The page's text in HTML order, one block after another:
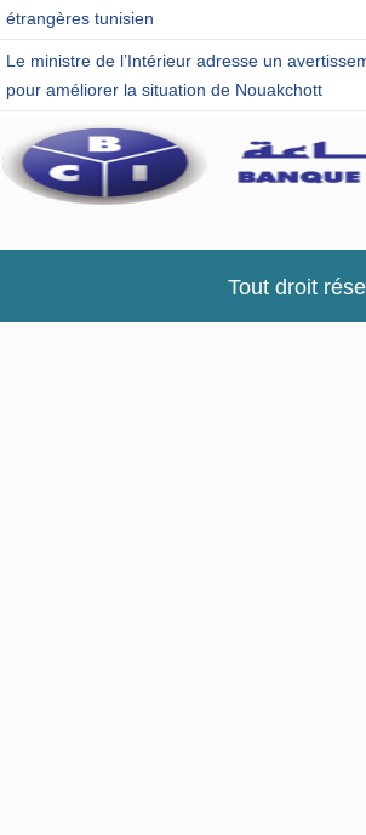
étrangères tunisien
Le ministre de l’Intérieur adresse un
pour améliorer la situation de Nouakchott
Tout droit